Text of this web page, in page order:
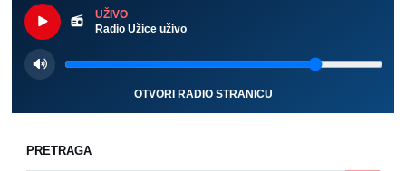
UŽIVO
Radio Užice uživo
OTVORI RADIO STRANICU
PRETRAGA